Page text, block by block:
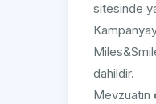
sitesinde
dahildir.
Mevzuatın